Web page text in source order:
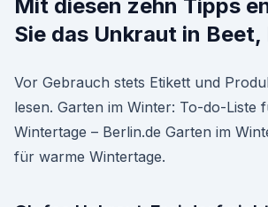
Mit diesen zehn Tipps
Sie das Unkraut in Beet,
Vor Gebrauch stets Etikett und
lesen. Garten im Winter: To-do-Liste
Wintertage – Berlin.de Garten im
für warme Wintertage.